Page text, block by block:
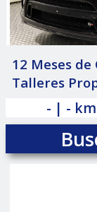
12 Meses
Talleres
- | -